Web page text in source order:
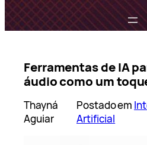
Ferramentas de IA
áudio como um
Thayná
Aguiar
Postado em
Artificial